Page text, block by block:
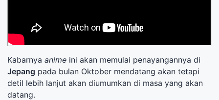
Kabarnya anime ini akan memulai penayangannya di
Jepang pada bulan Oktober mendatang akan tetapi
detil lebih lanjut akan diumumkan di masa yang akan
datang.